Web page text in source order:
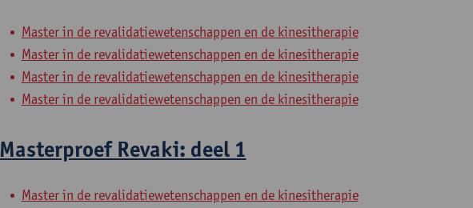
Master in de revalidatiewetenschappen en de kinesitherapie
Master in de revalidatiewetenschappen en de kinesitherapie
Master in de revalidatiewetenschappen en de kinesitherapie
Master in de revalidatiewetenschappen en de kinesitherapie
Masterproef Revaki: deel 1
Master in de revalidatiewetenschappen en de kinesitherapie